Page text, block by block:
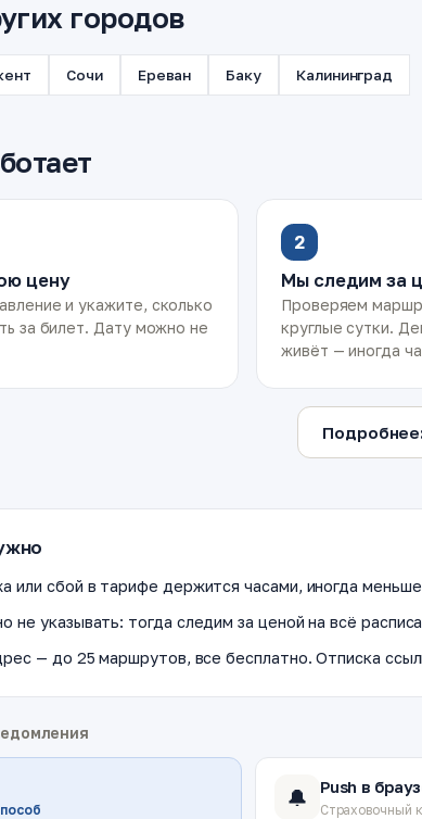
городов
Сочи Ереван Баку Калининград
цену
и укажите, сколько
за билет. Дату можно не
2
Мы следим за
Проверяем
круглые сутки.
живёт — иногда
или сбой в тарифе держится часами, иногда
не указывать: тогда следим за ценой на всё
— до 25 маршрутов, все бесплатно. Отписка
🔔 Push в
Страховочный